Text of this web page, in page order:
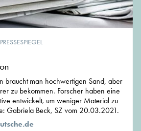
PRESSESPIEGEL
braucht man hochwertigen Sand, aber
zu bekommen. Forscher haben eine
entwickelt, um weniger Material zu
Gabriela Beck, SZ vom 20.03.2021.